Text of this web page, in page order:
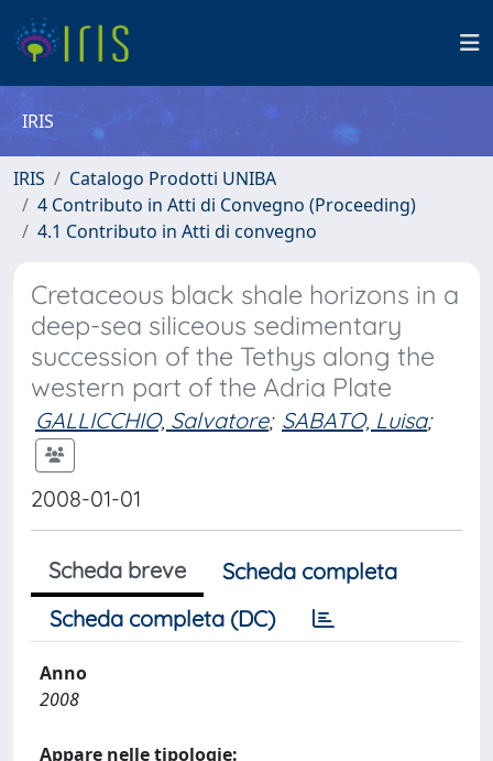
IRIS
IRIS
Catalogo Prodotti UNIBA
4 Contributo in Atti di Convegno (Proceeding)
4.1 Contributo in Atti di convegno
Cretaceous black shale horizons in a
deep-sea siliceous sedimentary
succession of the Tethys along the
western part of the Adria Plate
GALLICCHIO, Salvatore; SABATO, Luisa;
2008-01-01
Scheda breve
Scheda completa
Scheda completa (DC)
Anno
2008
Appare nelle tipologie: